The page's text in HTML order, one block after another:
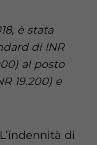
è stata
di INR
al posto
19.200) e
L’indennità di